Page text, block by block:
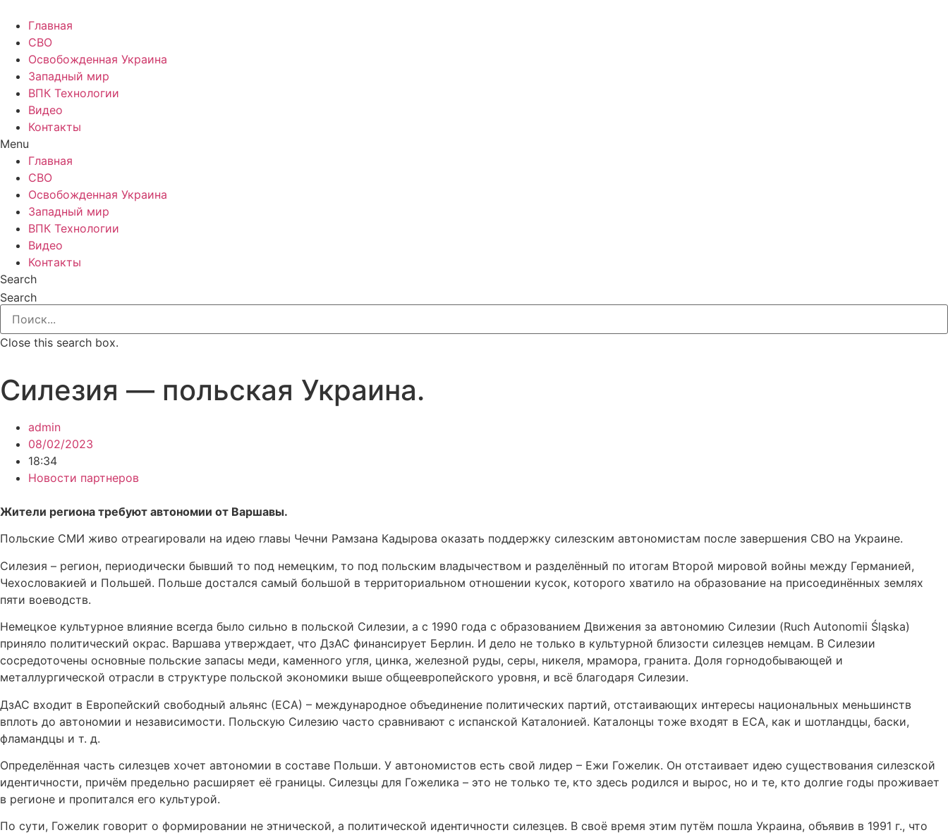
Главная
СВО
Освобожденная Украина
Западный мир
ВПК Технологии
Видео
Контакты
Menu
Главная
СВО
Освобожденная Украина
Западный мир
ВПК Технологии
Видео
Контакты
Search
Search
Close this search box.
Силезия — польская Украина.
admin
08/02/2023
18:34
Новости партнеров
Жители региона требуют автономии от Варшавы.
Польские СМИ живо отреагировали на идею главы Чечни Рамзана Кадырова оказать поддержку силезским автономистам после завершения СВО на Украине.
Силезия – регион, периодически бывший то под немецким, то под польским владычеством и разделённый по итогам Второй мировой войны между Германией,
Чехословакией и Польшей. Польше достался самый большой в территориальном отношении кусок, которого хватило на образование на присоединённых землях
пяти воеводств.
Немецкое культурное влияние всегда было сильно в польской Силезии, а с 1990 года с образованием Движения за автономию Силезии (Ruch Autonomii Śląska)
приняло политический окрас. Варшава утверждает, что ДзАС финансирует Берлин. И дело не только в культурной близости силезцев немцам. В Силезии
сосредоточены основные польские запасы меди, каменного угля, цинка, железной руды, серы, никеля, мрамора, гранита. Доля горнодобывающей и
металлургической отрасли в структуре польской экономики выше общеевропейского уровня, и всё благодаря Силезии.
ДзАС входит в Европейский свободный альянс (ЕСА) – международное объединение политических партий, отстаивающих интересы национальных меньшинств
вплоть до автономии и независимости. Польскую Силезию часто сравнивают с испанской Каталонией. Каталонцы тоже входят в ЕСА, как и шотландцы, баски,
фламандцы и т. д.
Определённая часть силезцев хочет автономии в составе Польши. У автономистов есть свой лидер – Ежи Гожелик. Он отстаивает идею существования силезской
идентичности, причём предельно расширяет её границы. Силезцы для Гожелика – это не только те, кто здесь родился и вырос, но и те, кто долгие годы проживает
в регионе и пропитался его культурой.
По сути, Гожелик говорит о формировании не этнической, а политической идентичности силезцев. В своё время этим путём пошла Украина, объявив в 1991 г., что